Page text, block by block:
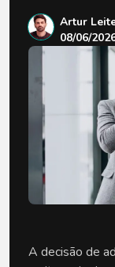
Artur
08/06/
A decisão de